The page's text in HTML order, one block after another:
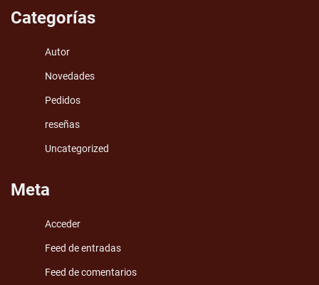
Categorías
Autor
Novedades
Pedidos
reseñas
Uncategorized
Meta
Acceder
Feed de entradas
Feed de comentarios